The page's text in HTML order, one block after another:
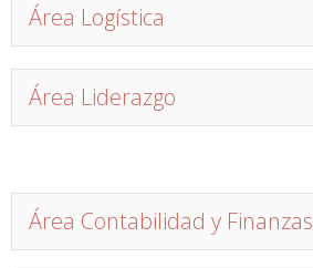
Área Logística
Área Liderazgo
Área Contabilidad y Finanzas